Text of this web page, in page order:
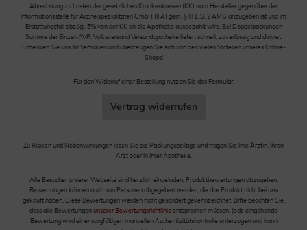
Abrechnung zu Lasten der gesetzlichen Krankenkassen (KK) vom Hersteller gegenüber der
Informationsstelle für Arzneispezialitäten GmbH (IFA) gem. § III 1, S. 2 AMG anzugeben ist und im
Erstattungsfall abzügl. 5% von der KK an die Apotheke ausgezahlt wird. Bei Doppelpackungen
Summe der Einzel-AVP. Volksversand Versandapotheke liefert schnell, zuverlässig und diskret.
Schenken Sie uns Ihr Vertrauen und überzeugen Sie sich von den vielen Vorteilen unseres Online-
Shops!
Für den Widerruf einer Bestellung nutzen Sie das Formular:
Vertrag widerrufen
Zu Risiken und Nebenwirkungen lesen Sie die Packungsbeilage und fragen Sie Ihre Ärztin, Ihren
Arzt oder in Ihrer Apotheke.
Alle Besucher unserer Webseite sind herzlich eingeladen, Produktbewertungen abzugeben.
Bewertungen können auch von Personen abgegeben werden, die das Produkt nicht bei uns
gekauft haben. Diese Bewertungen werden nicht gesondert gekennzeichnet. Bitte beachten Sie,
dass alle Bewertungen unserer Bewertungsrichtlinie entsprechen müssen. Jede eingehende
Bewertung wird einer sorgfältigen manuellen Authentizitätskontrolle unterzogen und kann